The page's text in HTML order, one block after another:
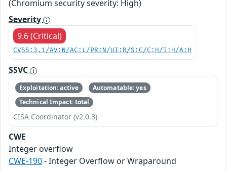
(Chromium security severity: High)
Severity
9.6 (Critical)
CVSS:3.1/AV:N/AC:L/PR:N/UI:R/S:C/C:H/I:H/A:H
SSVC
Exploitation: active
Automatable: yes
Technical Impact: total
CISA Coordinator (v2.0.3)
CWE
Integer overflow
CWE-190- Integer Overflow or Wraparound